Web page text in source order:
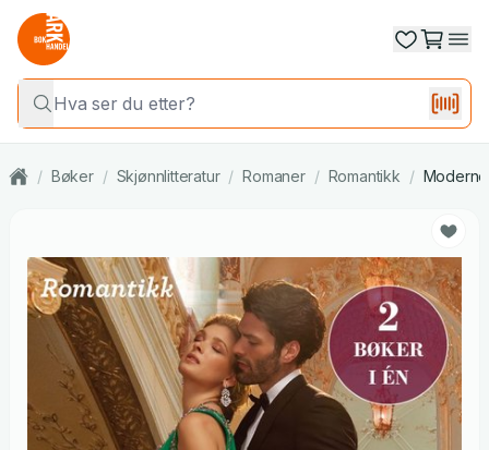
/ Bøker / Skjønnlitteratur / Romaner / Romantikk /